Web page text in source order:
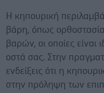
Η κηπουρική
βάρη, όπως
βαρών, οι οποίες είναι
οστά σας. Στην
ενδείξεις ότι η
στην πρόληψη των